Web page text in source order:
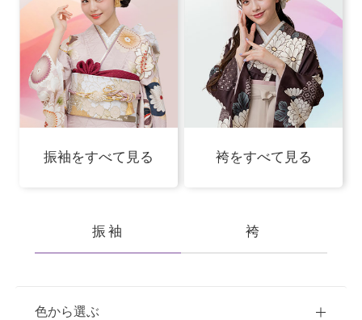
振袖をすべて見る 袴をすべて見る
振袖 袴
色から選ぶ